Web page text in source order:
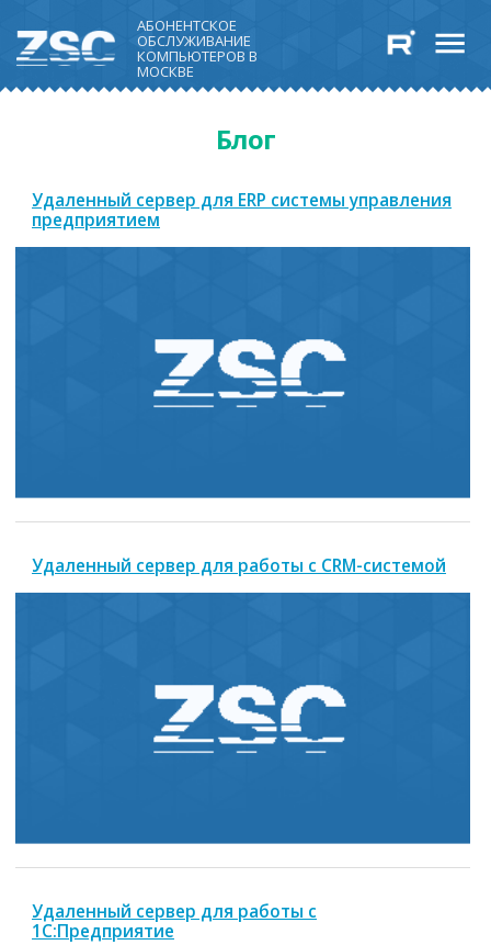
АБОНЕНТСКОЕ
ОБСЛУЖИВАНИЕ
КОМПЬЮТЕРОВ В
МОСКВЕ
Блог
Удаленный сервер для ERP системы управления
предприятием
Удаленный сервер для работы с CRM-системой
Удаленный сервер для работы с
1С:Предприятие